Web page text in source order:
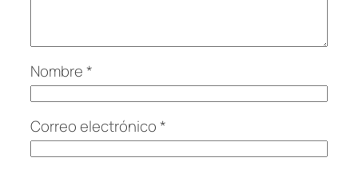
Nombre*
Correo electrónico*